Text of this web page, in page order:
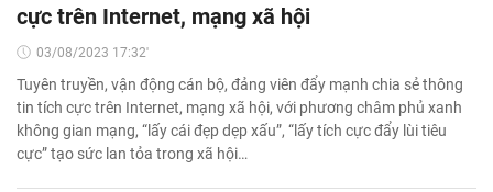
cực trên Internet, mạng xã hội
03/08/2023 17:32'
Tuyên truyền, vận động cán bộ, đảng viên đẩy mạnh chia sẻ thông
tin tích cực trên Internet, mạng xã hội, với phương châm phủ xanh
không gian mạng, “lấy cái đẹp dẹp xấu”, “lấy tích cực đẩy lùi tiêu
cực” tạo sức lan tỏa trong xã hội…